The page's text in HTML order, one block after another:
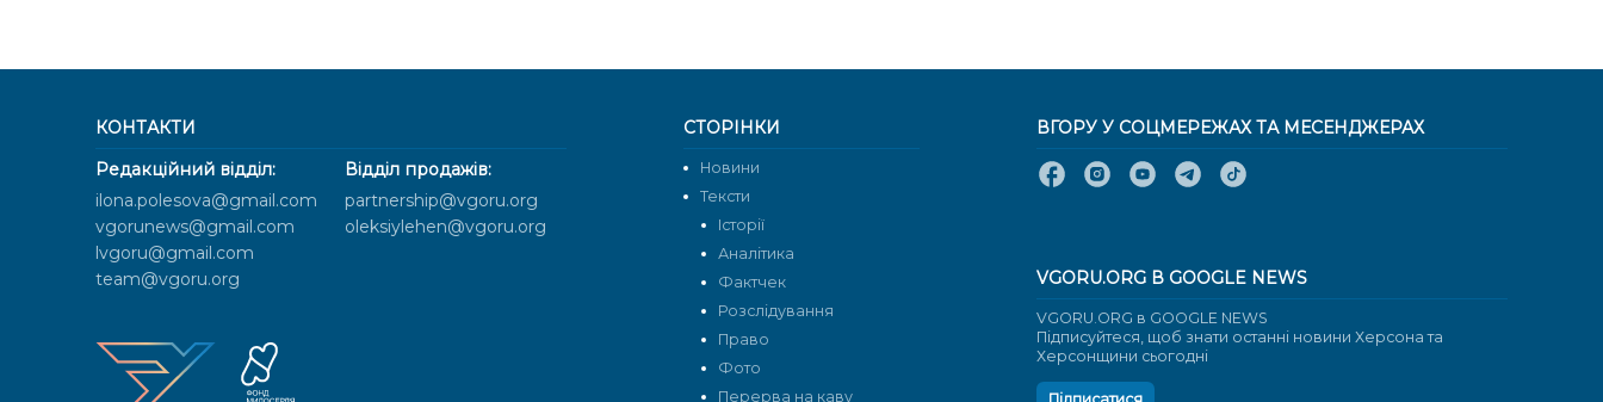
КОНТАКТИ
Редакційний відділ:
ilona.polesova@gmail.com
vgorunews@gmail.com
lvgoru@gmail.com
team@vgoru.org
Відділ продажів:
partnership@vgoru.org
oleksiylehen@vgoru.org
СТОРІНКИ
Новини
Тексти
Історії
Аналітика
Фактчек
Розслідування
Право
Фото
Перерва на каву
ВГОРУ У СОЦМЕРЕЖАХ ТА МЕСЕНДЖЕРАХ
VGORU.ORG В GOOGLE NEWS
VGORU.ORG в GOOGLE NEWS
Підписуйтеся, щоб знати останні новини Херсона та
Херсонщини сьогодні